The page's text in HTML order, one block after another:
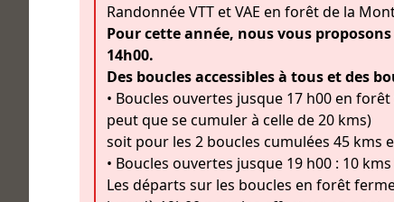
Randonnée VTT et VAE en forêt de la
Pour cette année, nous vous
14h00.
Des boucles accessibles à tous et des
• Boucles ouvertes jusque 17 h00 en
peut que se cumuler à celle de 20 kms)
soit pour les 2 boucles cumulées 45 kms
• Boucles ouvertes jusque 19 h00 : 10
Les départs sur les boucles en forêt